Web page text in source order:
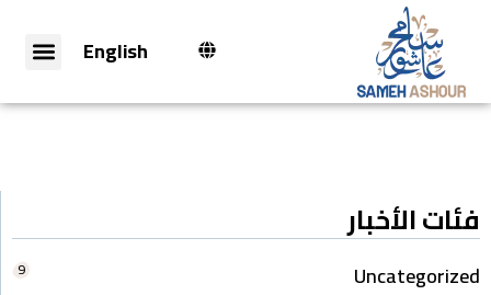
English
فئات الأخبار
Uncategorized
9